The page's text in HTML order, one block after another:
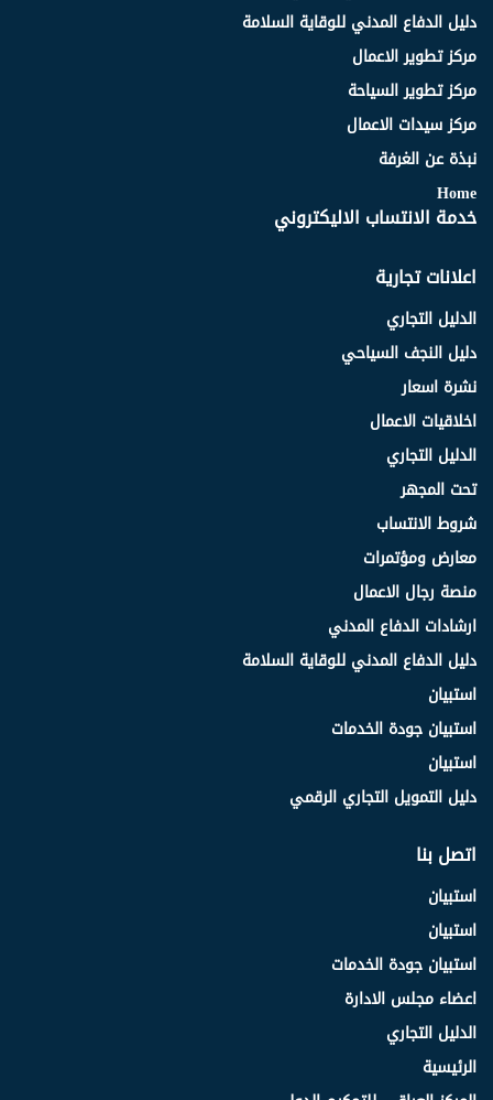
دليل الدفاع المدني للوقاية السلامة
مركز تطوير الاعمال
مركز تطوير السياحة
مركز سيدات الاعمال
نبذة عن الغرفة
Home
خدمة الانتساب الاليكتروني
اعلانات تجارية
الدليل التجاري
دليل النجف السياحي
نشرة اسعار
اخلاقيات الاعمال
الدليل التجاري
تحت المجهر
شروط الانتساب
معارض ومؤتمرات
منصة رجال الاعمال
ارشادات الدفاع المدني
دليل الدفاع المدني للوقاية السلامة
استبيان
استبيان جودة الخدمات
استبيان
دليل التمويل التجاري الرقمي
اتصل بنا
استبيان
استبيان
استبيان جودة الخدمات
اعضاء مجلس الادارة
الدليل التجاري
الرئيسية